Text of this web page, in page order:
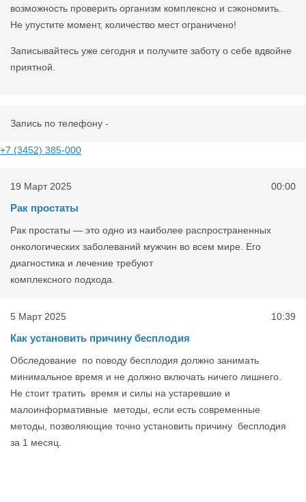
возможность проверить организм комплексно и сэкономить.
Не упустите момент, количество мест ограничено!
Записывайтесь уже сегодня и получите заботу о себе вдвойне
приятной.
Запись по телефону -
+7 (3452) 385-000
19 Март 2025 00:00
Рак простаты
Рак простаты — это одно из наиболее распространенных
онкологических заболеваний мужчин во всем мире. Его
диагностика и лечение требуют
комплексного подхода.
5 Март 2025 10:39
Как установить причину бесплодия
Обследование по поводу бесплодия должно занимать
минимальное время и не должно включать ничего лишнего.
Не стоит тратить время и силы на устаревшие и
малоинформативные методы, если есть современные
методы, позволяющие точно установить причину бесплодия
за 1 месяц.